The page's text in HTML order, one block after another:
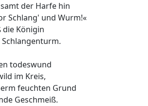
der Harfe hin
Schlang' und Wurm!«
Königin
todeswund
im Kreis,
feuchten Grund
Geschmeiß.